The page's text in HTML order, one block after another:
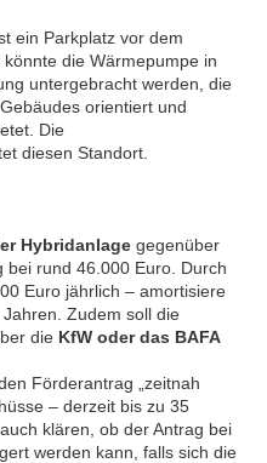
ein Parkplatz vor dem
die Wärmepumpe in
untergebracht werden, die
orientiert und
Die
diesen Standort.
Hybridanlage gegenüber
bei rund 46.000 Euro. Durch
Euro jährlich – amortisiere
Zudem soll die
die KfW oder das BAFA
Förderantrag „zeitnah
– derzeit bis zu 35
klären, ob der Antrag bei
werden kann, falls sich die